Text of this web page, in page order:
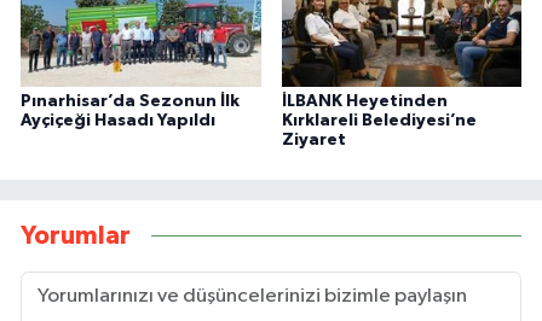
Pınarhisar’da Sezonun İlk
Ayçiçeği Hasadı Yapıldı
İLBANK Heyetinden
Kırklareli Belediyesi’ne
Ziyaret
Yorumlar